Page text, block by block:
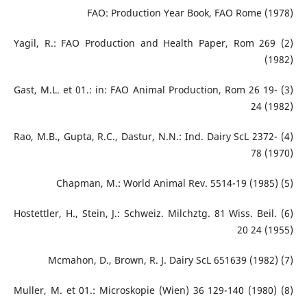
FAO: Production Year Book, FAO Rome (1978)
(2) Yagil, R.: FAO Production and Health Paper, Rom 269
(1982)
(3) Gast, M.L. et 01.: in: FAO Animal Production, Rom 26 19-
24 (1982)
(4) Rao, M.B., Gupta, R.C., Dastur, N.N.: Ind. Dairy ScL 2372-
78 (1970)
(5) Chapman, M.: World Animal Rev. 5514-19 (1985)
(6) Hostettler, H., Stein, J.: Schweiz. Milchztg. 81 Wiss. Beil.
20 24 (1955)
(7) Mcmahon, D., Brown, R. J. Dairy ScL 651639 (1982)
(8) Muller, M. et 01.: Microskopie (Wien) 36 129-140 (1980)